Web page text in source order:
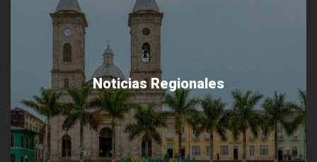
Noticias Regionales